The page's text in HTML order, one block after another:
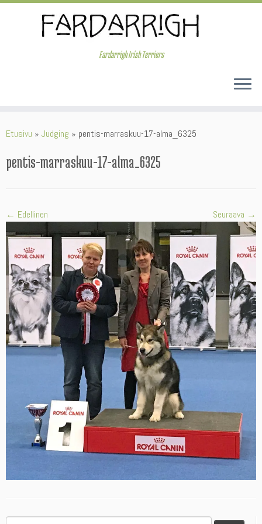
Skip
Fardarrigh Irish Terriers
Etusivu » Judging » pentis-marraskuu-17-alma_6325
pentis-marraskuu-17-alma_6325
← Edellinen Seuraava →